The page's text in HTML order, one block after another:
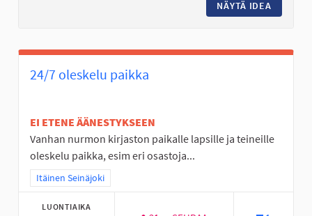
NÄYTÄ IDEA
24/7 oleskelu paikka
EI ETENE ÄÄNESTYKSEEN
Vanhan nurmon kirjaston paikalle lapsille ja teineille
oleskelu paikka, esim eri osastoja...
Rajaa tulokset teeman mukaan: Itäinen Seinäjoki
Itäinen Seinäjoki
LUONTIAIKA